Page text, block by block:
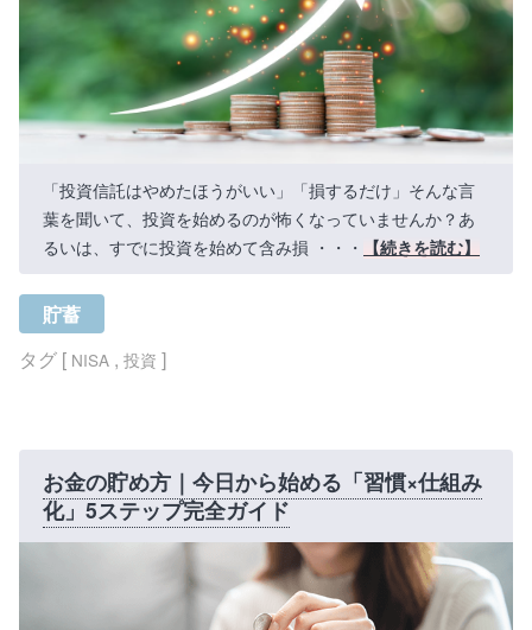
「投資信託はやめたほうがいい」「損するだけ」そんな言
葉を聞いて、投資を始めるのが怖くなっていませんか？あ
るいは、すでに投資を始めて含み損 ・・・
【続きを読む】
貯蓄
タグ [ NISA , 投資 ]
お金の貯め方｜今日から始める「習慣×仕組み
化」5ステップ完全ガイド